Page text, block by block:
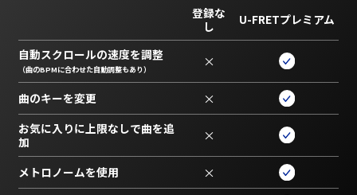
登録な
し
U-FRETプレミアム
自動スクロールの速度を調整
（曲のBPMに合わせた自動調整もあり） ×
曲のキーを変更 ×
お気に入りに上限なしで曲を追
加
×
メトロノームを使用 ×